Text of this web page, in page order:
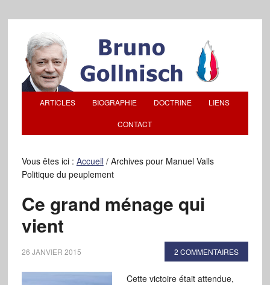
ARTICLES BIOGRAPHIE DOCTRINE LIENS
CONTACT
Vous êtes ici : Accueil /Archives pour Manuel Valls
Politique du peuplement
Ce grand ménage qui
vient
26 JANVIER 2015 2 COMMENTAIRES
Cette victoire était attendue,